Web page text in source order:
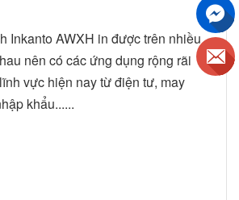
Inkanto AWXH in được trên nhiều
nên có các ứng dụng rộng rãi
vực hiện nay từ điện tư, may
khẩu......